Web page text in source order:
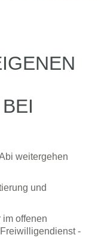
weitergehen
und
im offenen
-